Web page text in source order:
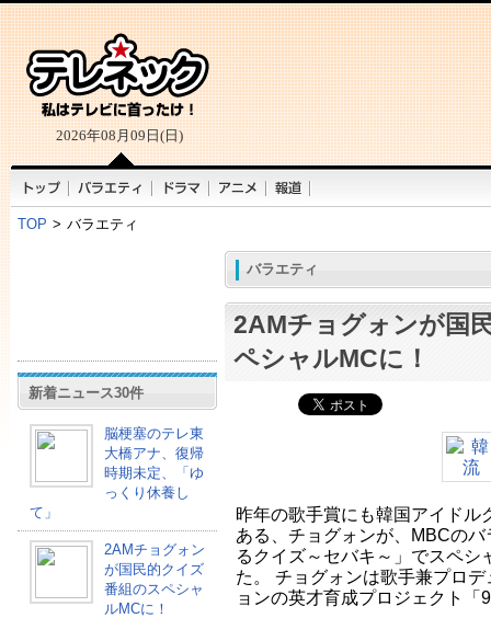
2026年08月09日(日)
TOP > バラエティ
新着ニュース30件
脳梗塞のテレ東
大橋アナ、復帰
時期未定、「ゆ
っくり休養し
て」
2AMチョグォン
が国民的クイズ
番組のスペシャ
ルMCに！
バラエティ
2AMチョグォンが国
ペシャルMCに！
昨年の歌手賞にも韓国アイドル
ある、チョグォンが、MBCの
るクイズ～セバキ～」でスペシ
た。 チョグォンは歌手兼プロ
ョンの英才育成プロジェクト